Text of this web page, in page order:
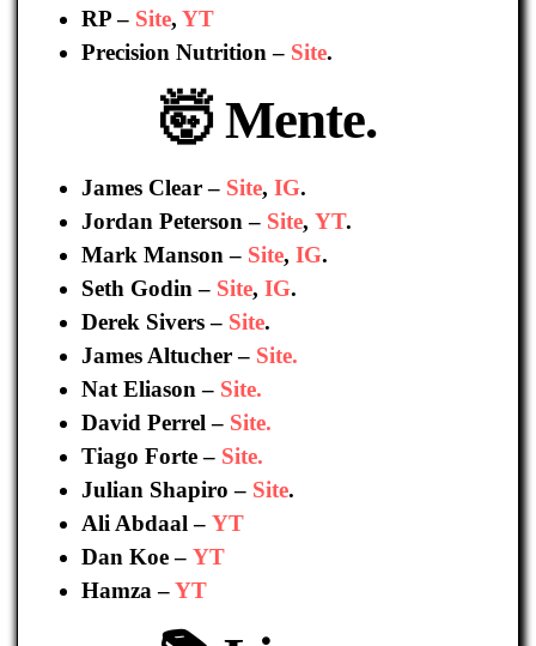
RP – Site, YT
Precision Nutrition – Site.
🤯 Mente.
James Clear – Site, IG.
Jordan Peterson – Site, YT.
Mark Manson – Site, IG.
Seth Godin – Site, IG.
Derek Sivers – Site.
James Altucher – Site.
Nat Eliason – Site.
David Perrel – Site.
Tiago Forte – Site.
Julian Shapiro – Site.
Ali Abdaal – YT
Dan Koe – YT
Hamza –YT